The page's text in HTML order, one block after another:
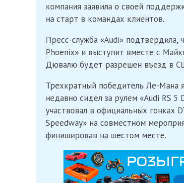
компания заявила о своей
на старт в командах клиентов.
Пресс-служба «Audi» подтвердила,
Phoenix» и выступит вместе с
Дювалю будет разрешен въезд в
Трехкратный победитель Ле-Мана
недавно сидел за рулем «Audi RS
участвовал в официальных гонках
Speedway» на совместном
финишировав на шестом месте.